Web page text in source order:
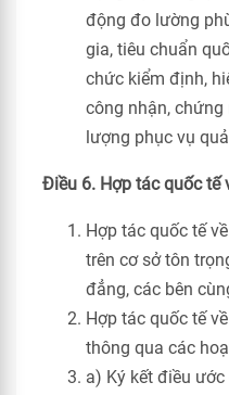
động đo lường
gia, tiêu chuẩn
chức kiểm định,
công nhận,
lượng phục vụ
Điều 6. Hợp tác quốc tế
Hợp tác quốc tế
trên cơ sở tôn
đẳng, các bên
Hợp tác quốc tế
thông qua các
a) Ký kết điều